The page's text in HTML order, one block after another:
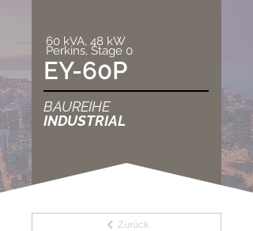
60 kVA, 48 kW
Perkins, Stage 0
EY-60P
BAUREIHE
INDUSTRIAL
Zurück